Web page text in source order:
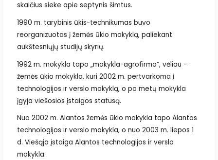
skaičius sieke apie septynis šimtus.
1990 m. tarybinis ūkis-technikumas buvo
reorganizuotas į žemės ūkio mokyklą, paliekant
aukštesniųjų studijų skyrių.
1992 m. mokykla tapo „mokykla-agrofirma“, vėliau –
žemės ūkio mokykla, kuri 2002 m. pertvarkoma į
technologijos ir verslo mokyklą, o po metų mokykla
įgyja viešosios įstaigos statusą.
Nuo 2002 m. Alantos žemės ūkio mokykla tapo Alantos
technologijos ir verslo mokykla, o nuo 2003 m. liepos 1
d. Viešąja įstaiga Alantos technologijos ir verslo
mokykla.